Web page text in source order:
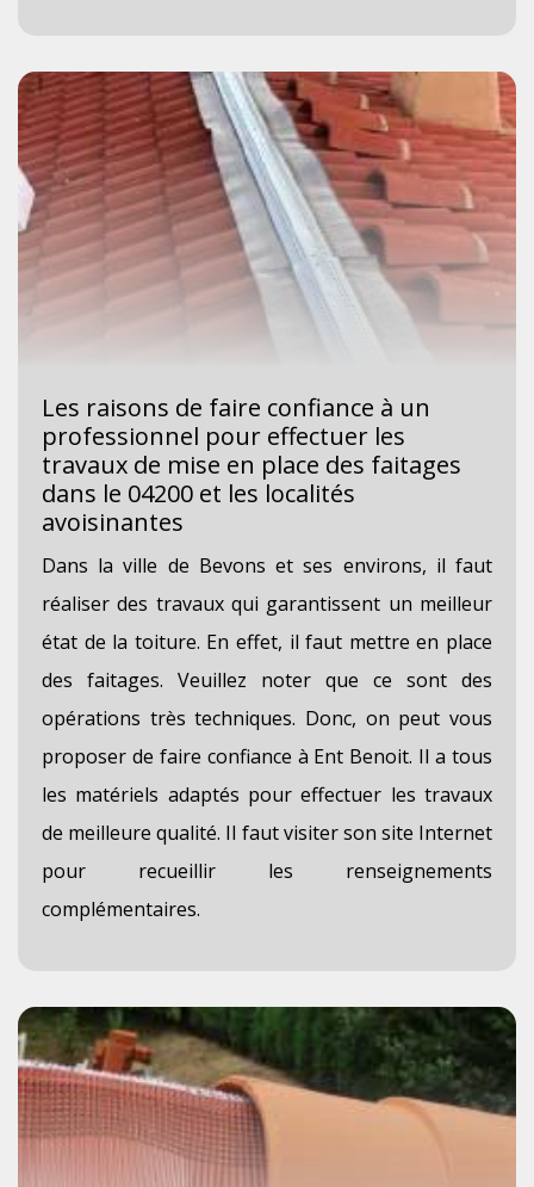
Les raisons de faire confiance à un
professionnel pour effectuer les
travaux de mise en place des faitages
dans le 04200 et les localités
avoisinantes
Dans la ville de Bevons et ses environs, il faut
réaliser des travaux qui garantissent un meilleur
état de la toiture. En effet, il faut mettre en place
des faitages. Veuillez noter que ce sont des
opérations très techniques. Donc, on peut vous
proposer de faire confiance à Ent Benoit. Il a tous
les matériels adaptés pour effectuer les travaux
de meilleure qualité. Il faut visiter son site Internet
pour recueillir les renseignements
complémentaires.